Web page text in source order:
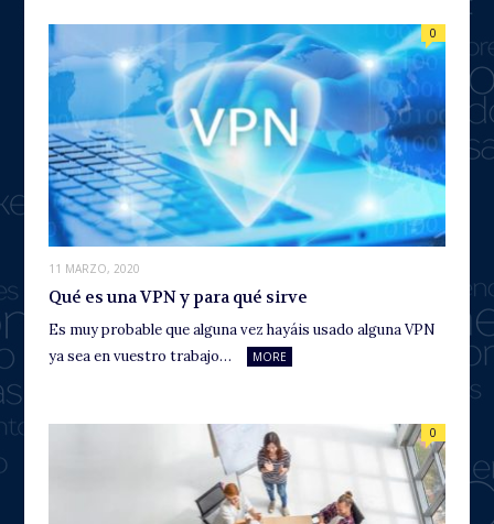
11 MARZO, 2020
0
Qué es una VPN y para qué sirve
Es muy probable que alguna vez hayáis usado alguna VPN
ya sea en vuestro trabajo…
MORE
0